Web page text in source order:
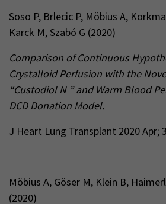
Soso P, Brlecic P, Möbius A,
Karck M, Szabó G (2020)
Comparison of Continuous
Crystalloid Perfusion with the
“Custodiol N ” and Warm Blood
DCD Donation Model.
J Heart Lung Transplant 2020 Apr;
Möbius A, Göser M, Klein B,
(2020)